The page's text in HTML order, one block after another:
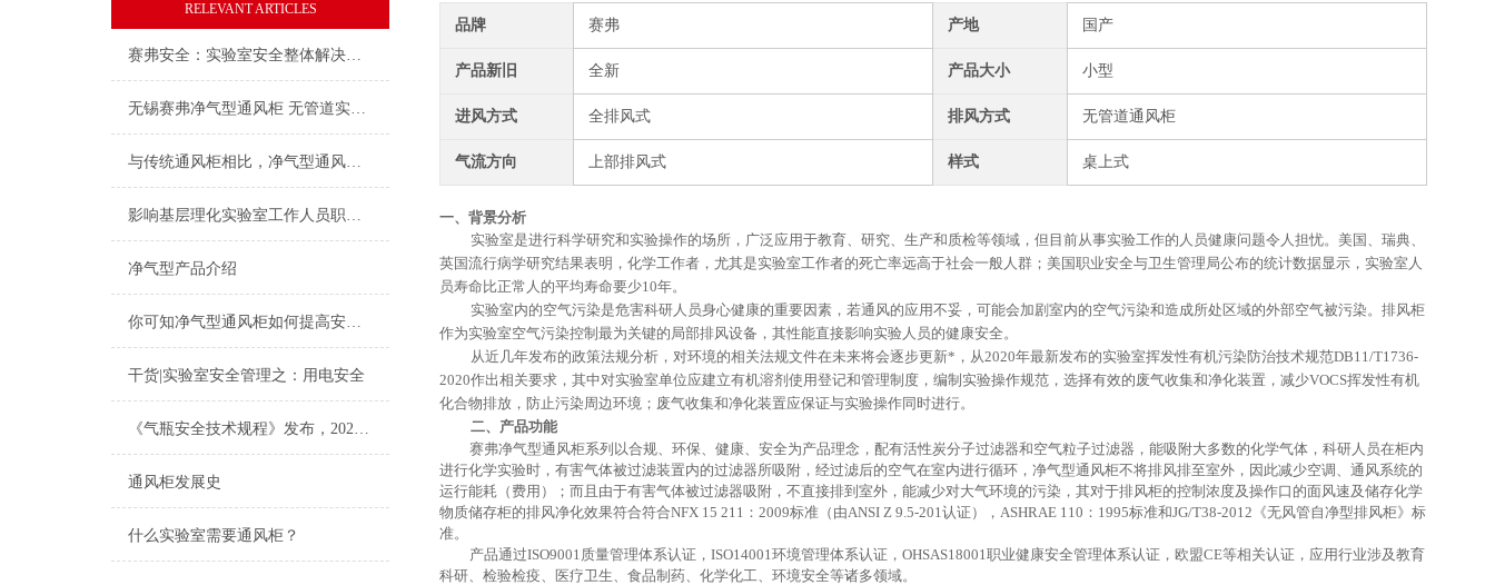
RELEVANT ARTICLES
赛弗安全：实验室安全整体解决方案的践行者
无锡赛弗净气型通风柜 无管道实验室通风净化专家 源头阻断有害气体守护实验健康
与传统通风柜相比，净气型通风柜的优点包括哪些？
影响基层理化实验室工作人员职业健康的因素分析
净气型产品介绍
你可知净气型通风柜如何提高安全性？
干货|实验室安全管理之：用电安全
《气瓶安全技术规程》发布，2021年6月1日起施行！
通风柜发展史
什么实验室需要通风柜？
品牌 赛弗 产地 国产
产品新旧 全新 产品大小 小型
进风方式 全排风式 排风方式 无管道通风柜
气流方向 上部排风式 样式 桌上式
一、 背景分析
实验室是进行科学研究和实验操作的场所，广泛应用于教育、研究、生产和质检等领域，但目前从事实验工作的人员健康问题令人担忧。美国、瑞典、
英国流行病学研究结果表明，化学工作者，尤其是实验室工作者的死亡率远高于社会一般人群；美国职业安全与卫生管理局公布的统计数据显示，实验室人
员寿命比正常人的平均寿命要少10年。
实验室内的空气污染是危害科研人员身心健康的重要因素，若通风的应用不妥，可能会加剧室内的空气污染和造成所处区域的外部空气被污染。排风柜
作为实验室空气污染控制最为关键的局部排风设备，其性能直接影响实验人员的健康安全。
从近几年发布的政策法规分析，对环境的相关法规文件在未来将会逐步更新*，从2020年最新发布的实验室挥发性有机污染防治技术规范DB11/T1736-
2020作出相关要求，其中对实验室单位应建立有机溶剂使用登记和管理制度，编制实验操作规范，选择有效的废气收集和净化装置，减少VOCS挥发性有机
化合物排放，防止污染周边环境；废气收集和净化装置应保证与实验操作同时进行。
二、 产品功能
赛弗净气型通风柜系列以合规、环保、健康、安全为产品理念，配有活性炭分子过滤器和空气粒子过滤器，能吸附大多数的化学气体，科研人员在柜内
进行化学实验时，有害气体被过滤装置内的过滤器所吸附，经过滤后的空气在室内进行循环，净气型通风柜不将排风排至室外，因此减少空调、通风系统的
运行能耗（费用）；而且由于有害气体被过滤器吸附，不直接排到室外，能减少对大气环境的污染，其对于排风柜的控制浓度及操作口的面风速及储存化学
物质储存柜的排风净化效果符合符合NFX 15 211：2009标准（由ANSI Z 9.5-201认证），ASHRAE 110：1995标准和JG/T38-2012《无风管自净型排风柜》标
准。
产品通过ISO9001质量管理体系认证，ISO14001环境管理体系认证，OHSAS18001职业健康安全管理体系认证，欧盟CE等相关认证，应用行业涉及教育
科研、检验检疫、医疗卫生、食品制药、化学化工、环境安全等诸多领域。